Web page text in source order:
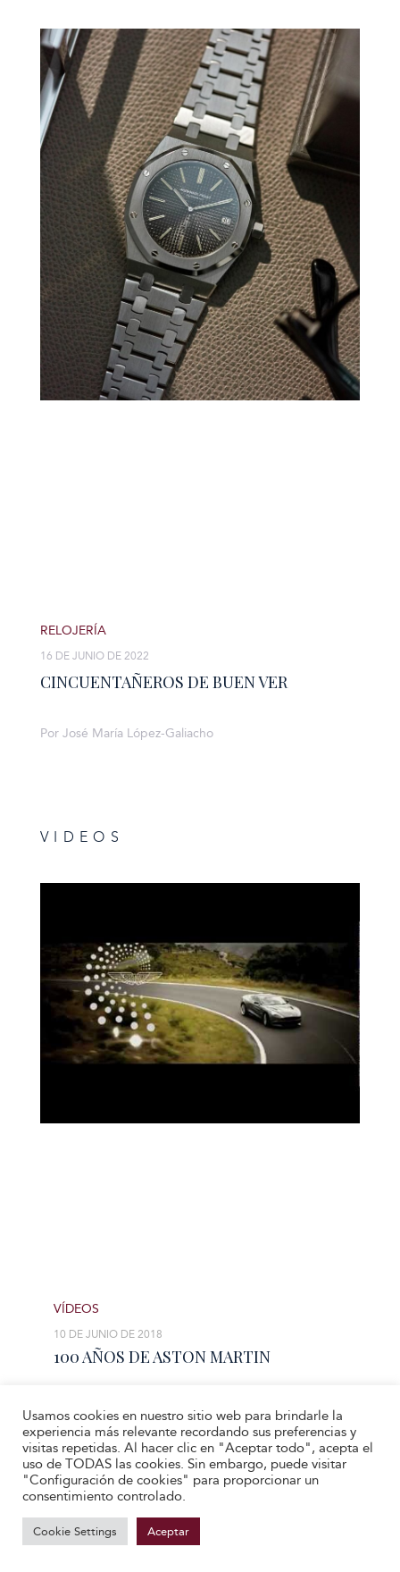
CINCUENTAÑEROS DE BUEN VER
16 DE JUNIO DE 2022
RELOJERÍA
Por José María López-Galiacho
VIDEOS
100 AÑOS DE ASTON MARTIN
10 DE JUNIO DE 2018
VÍDEOS
WATCHES AND
WONDERS 2025
15 DE ABRIL DE 2025
EL ARISTÓCRATA
Usamos cookies en nuestro sitio web para brindarle la
experiencia más relevante recordando sus preferencias y
visitas repetidas. Al hacer clic en "Aceptar todo", acepta el
uso de TODAS las cookies. Sin embargo, puede visitar
"Configuración de cookies" para proporcionar un
consentimiento controlado.
Cookie Settings Aceptar